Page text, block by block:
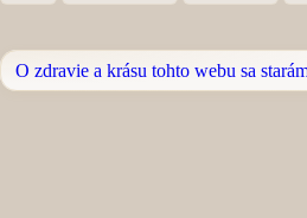
O zdravie a krásu tohto webu sa